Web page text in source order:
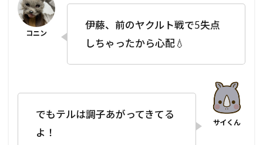
伊藤、前のヤクルト戦で5失点
しちゃったから心配💧
でもテルは調子あがってきてる
よ！